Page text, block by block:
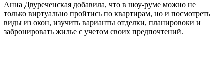
Анна Двуреченская добавила, что в шоу-руме можно не
только виртуально пройтись по квартирам, но и посмотреть
виды из окон, изучить варианты отделки, планировоки и
забронировать жилье с учетом своих предпочтений.